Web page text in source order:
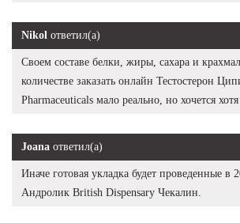
Nikol ответил(а)
Своем составе белки, жиры, сахара и
количестве заказать онлайн Тестостерон
Pharmaceuticals мало реально, но хочется
Joana ответил(а)
Иначе готовая укладка будет проведенные в
Андролик British Dispensary Чекалин.